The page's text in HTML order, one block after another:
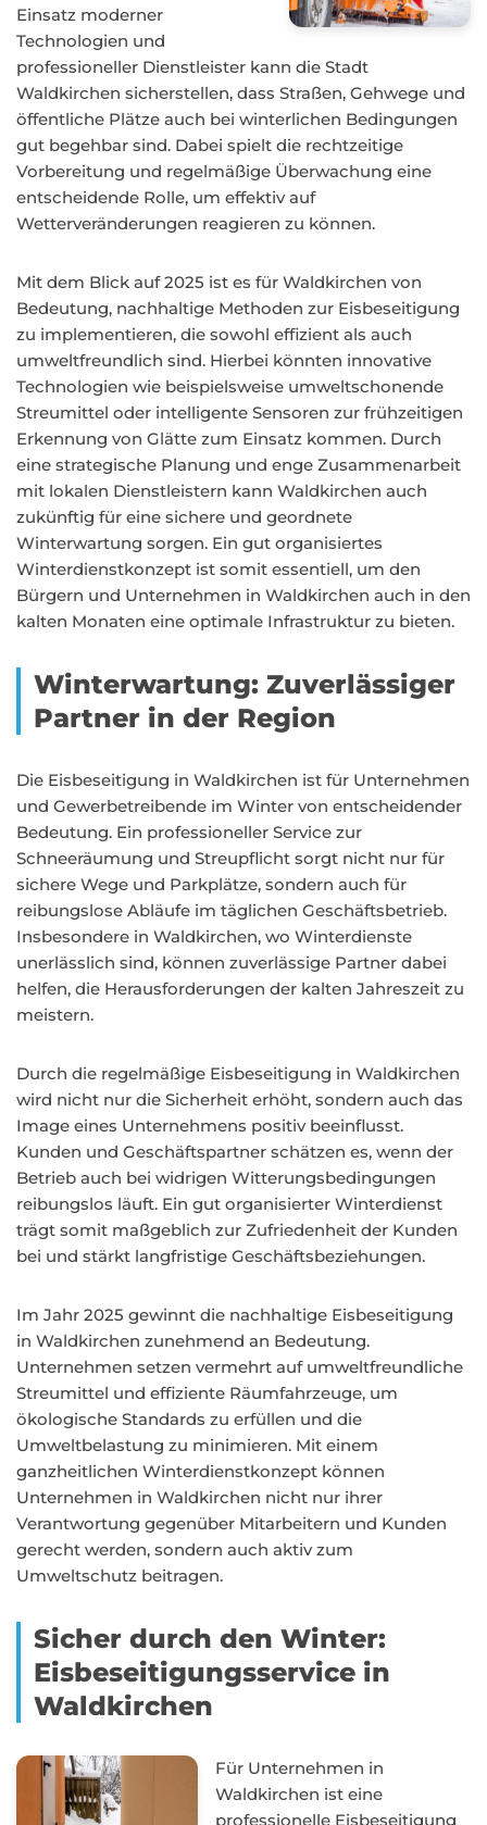
Einsatz moderner
Technologien und
professioneller Dienstleister kann die Stadt
Waldkirchen sicherstellen, dass Straßen, Gehwege und
öffentliche Plätze auch bei winterlichen Bedingungen
gut begehbar sind. Dabei spielt die rechtzeitige
Vorbereitung und regelmäßige Überwachung eine
entscheidende Rolle, um effektiv auf
Wetterveränderungen reagieren zu können.
Mit dem Blick auf 2025 ist es für Waldkirchen von
Bedeutung, nachhaltige Methoden zur Eisbeseitigung
zu implementieren, die sowohl effizient als auch
umweltfreundlich sind. Hierbei könnten innovative
Technologien wie beispielsweise umweltschonende
Streumittel oder intelligente Sensoren zur frühzeitigen
Erkennung von Glätte zum Einsatz kommen. Durch
eine strategische Planung und enge Zusammenarbeit
mit lokalen Dienstleistern kann Waldkirchen auch
zukünftig für eine sichere und geordnete
Winterwartung sorgen. Ein gut organisiertes
Winterdienstkonzept ist somit essentiell, um den
Bürgern und Unternehmen in Waldkirchen auch in den
kalten Monaten eine optimale Infrastruktur zu bieten.
Winterwartung: Zuverlässiger
Partner in der Region
Die Eisbeseitigung in Waldkirchen ist für Unternehmen
und Gewerbetreibende im Winter von entscheidender
Bedeutung. Ein professioneller Service zur
Schneeräumung und Streupflicht sorgt nicht nur für
sichere Wege und Parkplätze, sondern auch für
reibungslose Abläufe im täglichen Geschäftsbetrieb.
Insbesondere in Waldkirchen, wo Winterdienste
unerlässlich sind, können zuverlässige Partner dabei
helfen, die Herausforderungen der kalten Jahreszeit zu
meistern.
Durch die regelmäßige Eisbeseitigung in Waldkirchen
wird nicht nur die Sicherheit erhöht, sondern auch das
Image eines Unternehmens positiv beeinflusst.
Kunden und Geschäftspartner schätzen es, wenn der
Betrieb auch bei widrigen Witterungsbedingungen
reibungslos läuft. Ein gut organisierter Winterdienst
trägt somit maßgeblich zur Zufriedenheit der Kunden
bei und stärkt langfristige Geschäftsbeziehungen.
Im Jahr 2025 gewinnt die nachhaltige Eisbeseitigung
in Waldkirchen zunehmend an Bedeutung.
Unternehmen setzen vermehrt auf umweltfreundliche
Streumittel und effiziente Räumfahrzeuge, um
ökologische Standards zu erfüllen und die
Umweltbelastung zu minimieren. Mit einem
ganzheitlichen Winterdienstkonzept können
Unternehmen in Waldkirchen nicht nur ihrer
Verantwortung gegenüber Mitarbeitern und Kunden
gerecht werden, sondern auch aktiv zum
Umweltschutz beitragen.
Sicher durch den Winter:
Eisbeseitigungsservice in
Waldkirchen
Für Unternehmen in
Waldkirchen ist eine
professionelle Eisbeseitigung